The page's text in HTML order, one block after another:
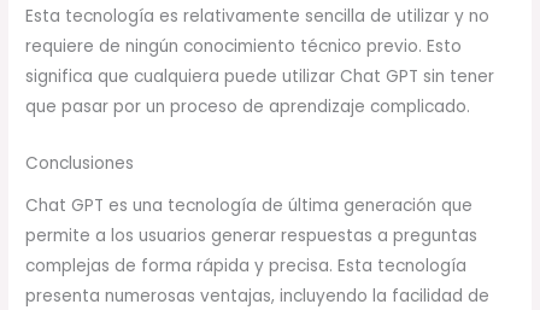
Esta tecnología es relativamente sencilla de utilizar y no
requiere de ningún conocimiento técnico previo. Esto
significa que cualquiera puede utilizar Chat GPT sin tener
que pasar por un proceso de aprendizaje complicado.
Conclusiones
Chat GPT es una tecnología de última generación que
permite a los usuarios generar respuestas a preguntas
complejas de forma rápida y precisa. Esta tecnología
presenta numerosas ventajas, incluyendo la facilidad de